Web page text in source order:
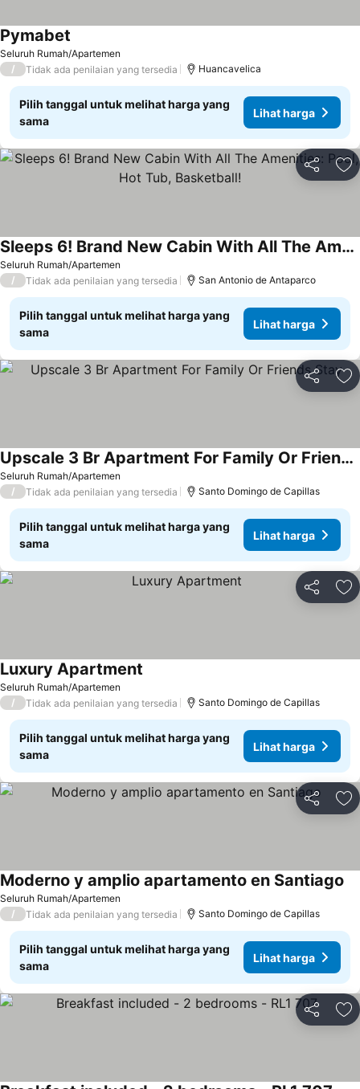
Seluruh Rumah/Apartemen
Pymabet
/ Tidak ada penilaian yang tersedia Huancavelica
Pilih tanggal untuk melihat harga yang
sama
Lihat harga
Bagikan
Seluruh Rumah/Apartemen
Sleeps 6! Brand New Cabin With All The Amenities: Pool, Hot Tub, Basketball!
Lihat harga
/ Tidak ada penilaian yang tersedia San Antonio de Antaparco
Pilih tanggal untuk melihat harga yang
sama
Lihat harga
Bagikan
Seluruh Rumah/Apartemen
Upscale 3 Br Apartment For Family Or Friends Stay
Lihat harga
/ Tidak ada penilaian yang tersedia Santo Domingo de Capillas
Pilih tanggal untuk melihat harga yang
sama
Lihat harga
Bagikan
Seluruh Rumah/Apartemen
Luxury Apartment
/ Tidak ada penilaian yang tersedia Santo Domingo de Capillas
Pilih tanggal untuk melihat harga yang
sama
Lihat harga
Bagikan
Seluruh Rumah/Apartemen
Moderno y amplio apartamento en Santiago
/ Tidak ada penilaian yang tersedia Santo Domingo de Capillas
Pilih tanggal untuk melihat harga yang
sama
Lihat harga
Bagikan